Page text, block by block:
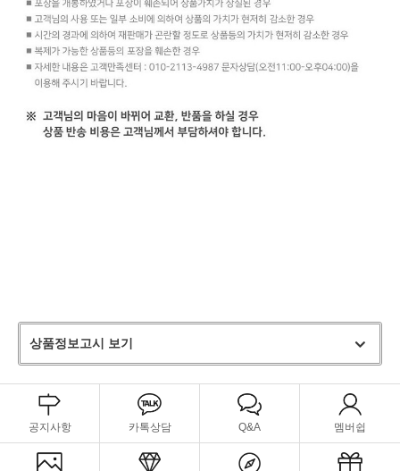
상품정보고시 보기
공지사항 카톡상담 Q&A 멤버쉽